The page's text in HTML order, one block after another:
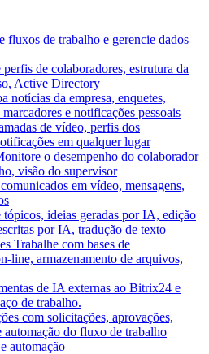
fluxos de trabalho e gerencie dados
perfis de colaboradores, estrutura da
Active Directory
notícias da empresa, enquetes,
e notificações pessoais
de vídeo, perfis dos
em qualquer lugar
o desempenho do colaborador
visão do supervisor
em vídeo, mensagens,
tópicos, ideias geradas por IA, edição
por IA, tradução de texto
Trabalhe com bases de
line, armazenamento de arquivos,
de IA externas ao Bitrix24 e
de trabalho.
com solicitações, aprovações,
automação do fluxo de trabalho
automação